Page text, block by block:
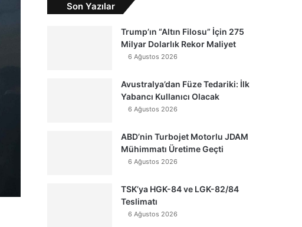
Son Yazılar
Trump’ın “Altın Filosu” İçin 275
Milyar Dolarlık Rekor Maliyet
6 Ağustos 2026
Avustralya’dan Füze Tedariki: İlk
Yabancı Kullanıcı Olacak
6 Ağustos 2026
ABD’nin Turbojet Motorlu JDAM
Mühimmatı Üretime Geçti
6 Ağustos 2026
TSK’ya HGK-84 ve LGK-82/84
Teslimatı
6 Ağustos 2026